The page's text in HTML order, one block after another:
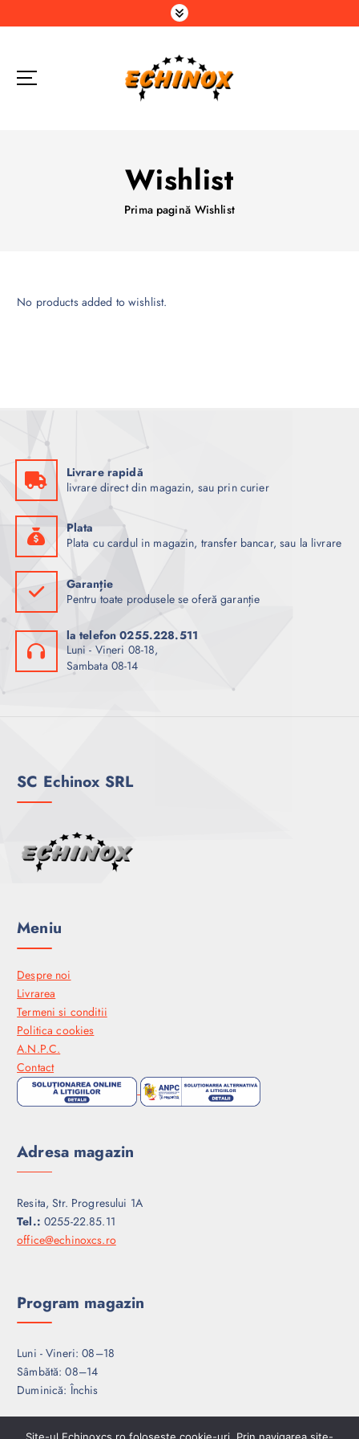
a
Wishlist
Prima pagină Wishlist
No products added to wishlist.
Livrare rapidă
livrare direct din magazin, sau prin curier
Plata
Plata cu cardul in magazin, transfer bancar, sau la livrare
Garanție
Pentru toate produsele se oferă garanție
la telefon 0255.228.511
Luni - Vineri 08-18,
Sambata 08-14
SC Echinox SRL
Meniu
Despre noi
Livrarea
Termeni si conditii
Politica cookies
A.N.P.C.
Contact
Adresa magazin
Resita, Str. Progresului 1A
Tel.: 0255-22.85.11
office@echinoxcs.ro
Program magazin
Luni - Vineri: 08–18
Sâmbătă: 08–14
Duminică: Închis